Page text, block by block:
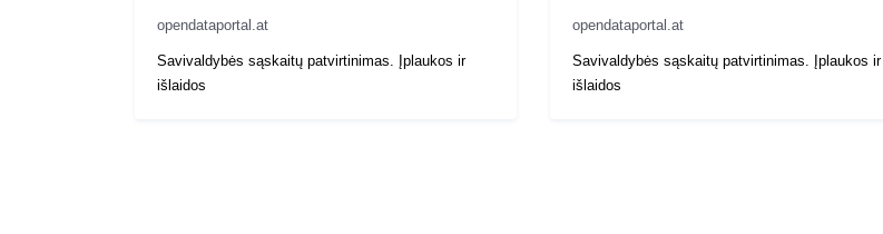
opendataportal.at
Savivaldybės sąskaitų patvirtinimas. Įplaukos ir
išlaidos
opendataportal.at
Savivaldybės sąskaitų patvirtinimas. Įplaukos ir
išlaidos